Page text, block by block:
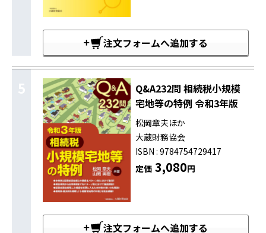
注文フォームへ追加する
5
Q&A232問 相続税小規模
宅地等の特例 令和3年版
松岡章夫ほか
大蔵財務協会
ISBN : 9784754729417
定価3,080円
注文フォームへ追加する